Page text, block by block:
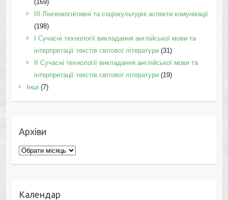
(169)
IІI Лінгвокогнітивні та соціокультурні аспекти комунікації
(198)
I Cучасні технології викладання англійської мови та
інтерпретації текстів світової літератури(31)
II Cучасні технології викладання англійської мови та
інтерпретації текстів світової літератури(19)
Інші (7)
Архіви
Архіви
Календар